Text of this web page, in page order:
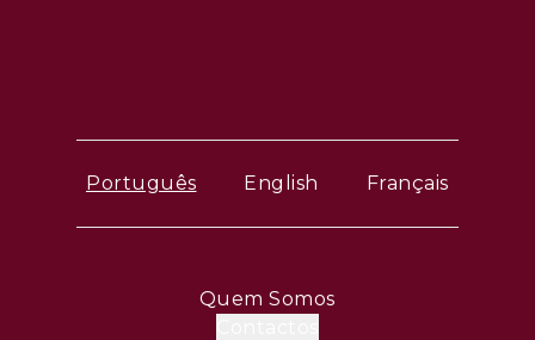
Português English Français
Quem Somos